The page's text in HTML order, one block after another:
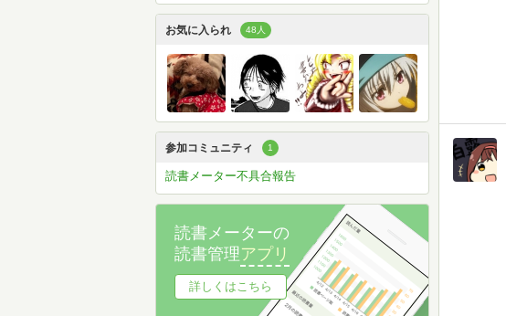
お気に入られ 48人
参加コミュニティ 1
読書メーター不具合報告
読書メーターの
読書管理アプリ
詳しくはこちら